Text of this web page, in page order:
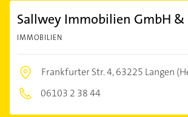
Sallwey Immobilien GmbH &
IMMOBILIEN
Frankfurter Str. 4,63225 Langen
06103 2 38 44